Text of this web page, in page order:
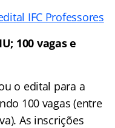
IFC Professores
100 vagas e
o edital para a
100 vagas (entre
As inscrições